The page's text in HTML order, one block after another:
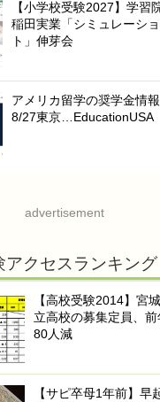
【小学校受験2027】学習
稲田実業「シミュレーシ
ト」伸芽会
アメリカ留学の奨学金情
8/27東京…EducationUSA
advertisement
アクセスランキング
【高校受験2014】宮
立高校の募集定員、
80人減
【サピ卒母1年前】早